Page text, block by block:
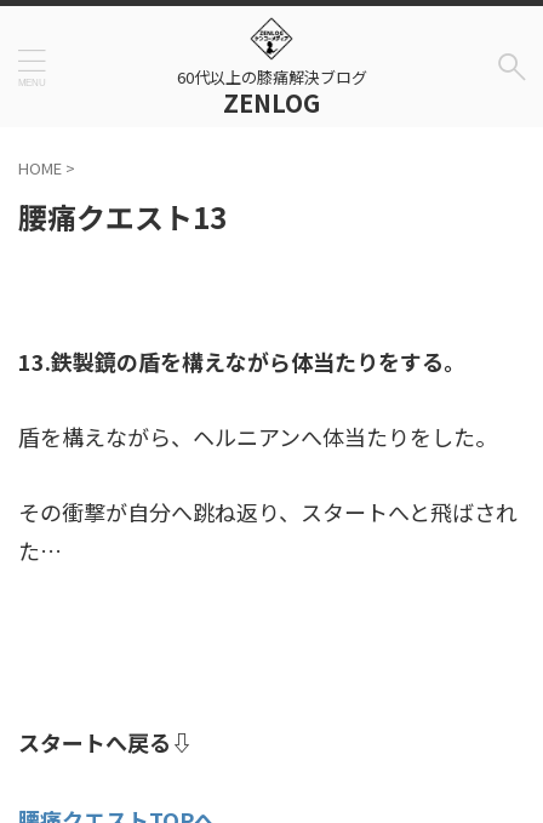
60代以上の膝痛解決ブログ
ZENLOG
HOME >
腰痛クエスト13
13.鉄製鏡の盾を構えながら体当たりをする。
盾を構えながら、ヘルニアンへ体当たりをした。
その衝撃が自分へ跳ね返り、スタートへと飛ばされ
た…
スタートへ戻る⇩